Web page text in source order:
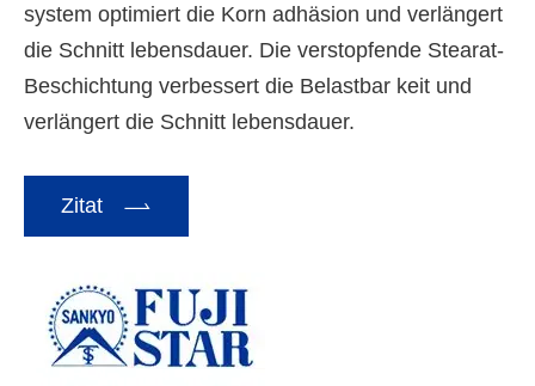
system optimiert die Korn adhäsion und verlängert
die Schnitt lebensdauer. Die verstopfende Stearat-
Beschichtung verbessert die Belastbar keit und
verlängert die Schnitt lebensdauer.
Zitat 